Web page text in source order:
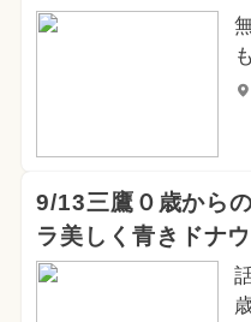
9/13三鷹０歳から
ラ美しく青きドナウ